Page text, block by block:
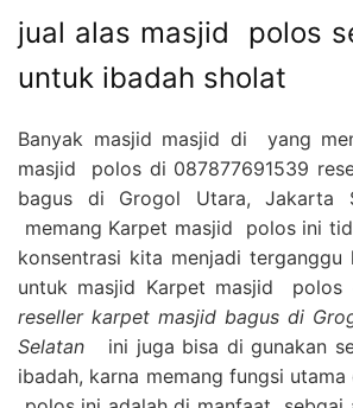
jual alas masjid polos
untuk ibadah sholat
Banyak masjid masjid di yang
masjid polos di 087877691539
bagus di Grogol Utara,
memang Karpet masjid polos ini
konsentrasi kita menjadi terganggu
untuk masjid Karpet masjid polos
reseller karpet masjid bagus di
Selatan
ini juga bisa di gunakan
ibadah, karna memang fungsi